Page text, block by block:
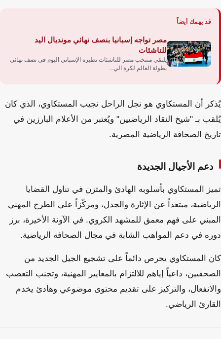
قد يهمك أيضاً
مصر تواجه إسبانيا بنصف نهائي مونديال اليد
للناشئات
يلتقي منتخب مصر للناشئات نظيره الإسباني اليوم في نصف نهائي
بطولة العالم لكرة الي...
يُذكر أن المستكاوي هو نجل الراحل نجيب المستكاوي، الذي كان
يُلقب بـ "شيخ النقاد الرياضيين" ويُعتبر من الأعلام البارزين في
تاريخ الصحافة الرياضية المصرية.
دعم الأجيال الجديدة
تميز المستكاوي بأسلوبه الهادئ والمتزن في تناول القضايا
الرياضية، مبتعداً عن الإثارة والجدل، ومركّزاً على الطرح المهني
المبني على فهم معمق للمشهد الكروي. في الآونة الأخيرة، برز
دوره في دعم المواهب الشابة في مجال الصحافة الرياضية.
كان المستكاوي يحرص دائماً على تشجيع الجيل الجديد من
الصحفيين، داعياً إياهم للالتزام بالمعايير المهنية، وتجنب التعصب
والانفعال، والتركيز على تقديم محتوى موضوعي وهادئ يخدم
القارئ الرياضي.